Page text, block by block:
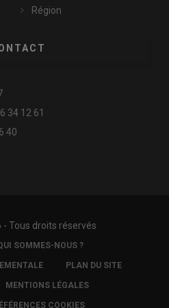
Région
34 12 61
40
Tous droits réservés
SOMMES-NOUS ?
PLAN DU SITE
MENTIONS LÉGALES
COOKIES